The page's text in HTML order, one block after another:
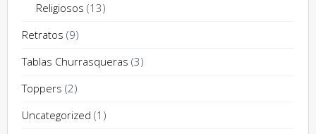
Religiosos (13)
Retratos (9)
Tablas Churrasqueras (3)
Toppers (2)
Uncategorized (1)